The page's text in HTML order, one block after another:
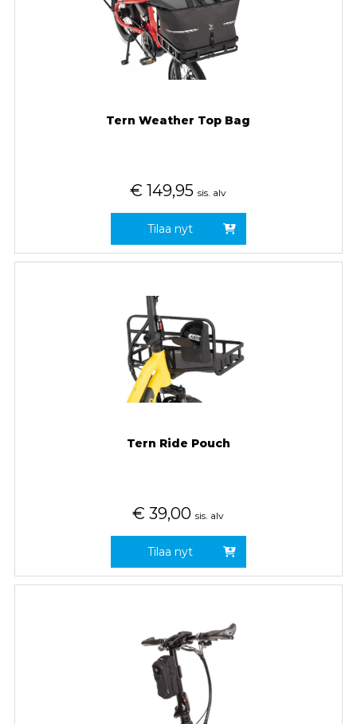
Tern Weather Top Bag
€ 149,95 sis. alv
Tilaa nyt
Tern Ride Pouch
€ 39,00 sis. alv
Tilaa nyt